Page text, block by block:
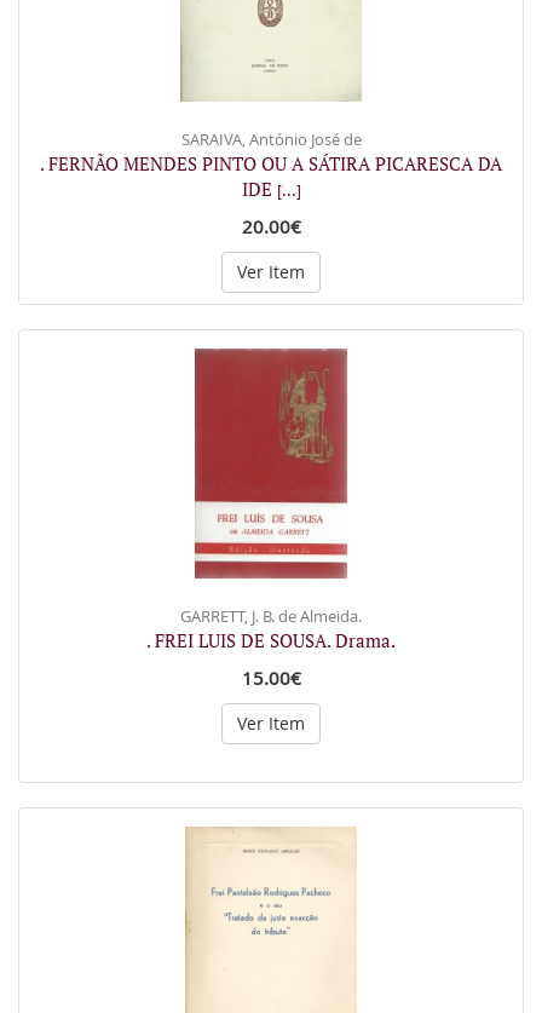
SARAIVA, António José de
. FERNÃO MENDES PINTO OU A SÁTIRA PICARESCA DA
IDE [...]
20.00€
Ver Item
GARRETT, J. B. de Almeida.
. FREI LUIS DE SOUSA. Drama.
15.00€
Ver Item